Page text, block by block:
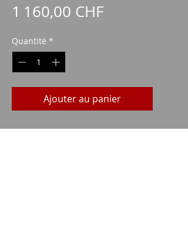
1 160,00 CHFPrix
Quantité *
Ajouter au panier